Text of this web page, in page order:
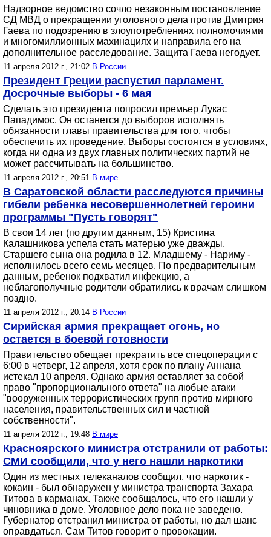
Надзорное ведомство сочло незаконным постановление
СД МВД о прекращении уголовного дела против Дмитрия
Гаева по подозрению в злоупотреблениях полномочиями
и многомиллионных махинациях и направила его на
дополнительное расследование. Защита Гаева негодует.
11 апреля 2012 г., 21:02 В России
Президент Греции распустил парламент.
Досрочные выборы - 6 мая
Сделать это президента попросил премьер Лукас
Пападимос. Он останется до выборов исполнять
обязанности главы правительства для того, чтобы
обеспечить их проведение. Выборы состоятся в условиях,
когда ни одна из двух главных политических партий не
может рассчитывать на большинство.
11 апреля 2012 г., 20:51 В мире
В Саратовской области расследуются причины
гибели ребенка несовершеннолетней героини
программы "Пусть говорят"
В свои 14 лет (по другим данным, 15) Кристина
Калашникова успела стать матерью уже дважды.
Старшего сына она родила в 12. Младшему - Нариму -
исполнилось всего семь месяцев. По предварительным
данным, ребенок подхватил инфекцию, а
неблагополучные родители обратились к врачам слишком
поздно.
11 апреля 2012 г., 20:14 В России
Сирийская армия прекращает огонь, но
остается в боевой готовности
Правительство обещает прекратить все спецоперации с
6:00 в четверг, 12 апреля, хотя срок по плану Аннана
истекал 10 апреля. Однако армия оставляет за собой
право "пропорционального ответа" на любые атаки
"вооруженных террористических групп против мирного
населения, правительственных сил и частной
собственности".
11 апреля 2012 г., 19:48 В мире
Красноярского министра отстранили от работы:
СМИ сообщили, что у него нашли наркотики
Один из местных телеканалов сообщил, что наркотик -
кокаин - был обнаружен у министра транспорта Захара
Титова в карманах. Также сообщалось, что его нашли у
чиновника в доме. Уголовное дело пока не заведено.
Губернатор отстранил министра от работы, но дал шанс
оправдаться. Сам Титов говорит о провокации.